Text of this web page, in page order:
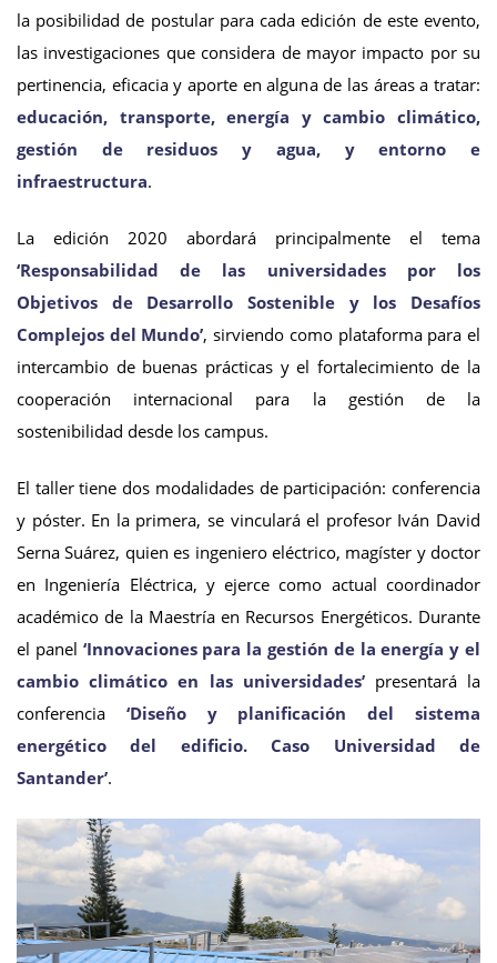
la posibilidad de postular para cada edición de este evento,
las investigaciones que considera de mayor impacto por su
pertinencia, eficacia y aporte en alguna de las áreas a tratar:
educación, transporte, energía y cambio climático,
gestión de residuos y agua, y entorno e
infraestructura.
La edición 2020 abordará principalmente el tema
‘Responsabilidad de las universidades por los
Objetivos de Desarrollo Sostenible y los Desafíos
Complejos del Mundo’, sirviendo como plataforma para el
intercambio de buenas prácticas y el fortalecimiento de la
cooperación internacional para la gestión de la
sostenibilidad desde los campus.
El taller tiene dos modalidades de participación: conferencia
y póster. En la primera, se vinculará el profesor Iván David
Serna Suárez, quien es ingeniero eléctrico, magíster y doctor
en Ingeniería Eléctrica, y ejerce como actual coordinador
académico de la Maestría en Recursos Energéticos. Durante
el panel ‘Innovaciones para la gestión de la energía y el
cambio climático en las universidades’presentará la
conferencia ‘Diseño y planificación del sistema
energético del edificio. Caso Universidad de
Santander’.